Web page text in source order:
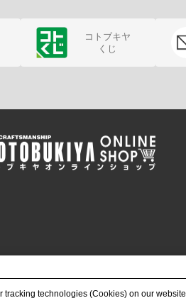
コトブキヤ
くじ
tracking technologies (Cookies) on our